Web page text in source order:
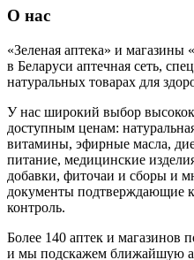
О нас
«Зеленая аптека» и
в Беларуси аптечная сеть,
натуральных товарах для
У нас широкий выбор
доступным ценам:
витамины, эфирные масла,
питание, медицинские
добавки, фиточаи и сборы и
документы подтверждающие
контроль.
Более 140 аптек и магазинов
и мы подскажем ближайшую